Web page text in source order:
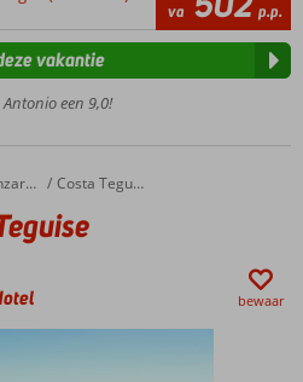
va p.p.
een 9,0!
vakantie
Costa Teguise
bewaar